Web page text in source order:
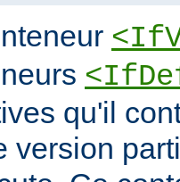
qu'il
version